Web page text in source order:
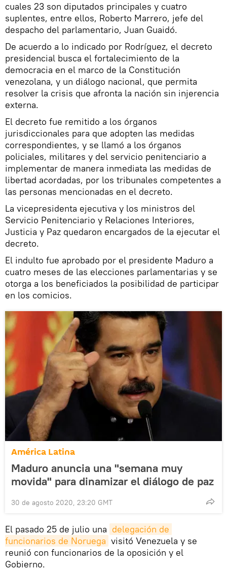
cuales 23 son diputados principales y cuatro
suplentes, entre ellos, Roberto Marrero, jefe del
despacho del parlamentario, Juan Guaidó.
De acuerdo a lo indicado por Rodríguez, el decreto
presidencial busca el fortalecimiento de la
democracia en el marco de la Constitución
venezolana, y un diálogo nacional, que permita
resolver la crisis que afronta la nación sin injerencia
externa.
El decreto fue remitido a los órganos
jurisdiccionales para que adopten las medidas
correspondientes, y se llamó a los órganos
policiales, militares y del servicio penitenciario a
implementar de manera inmediata las medidas de
libertad acordadas, por los tribunales competentes a
las personas mencionadas en el decreto.
La vicepresidenta ejecutiva y los ministros del
Servicio Penitenciario y Relaciones Interiores,
Justicia y Paz quedaron encargados de la ejecutar el
decreto.
El indulto fue aprobado por el presidente Maduro a
cuatro meses de las elecciones parlamentarias y se
otorga a los beneficiados la posibilidad de participar
en los comicios.
América Latina
Maduro anuncia una "semana muy
movida" para dinamizar el diálogo de paz
30 de agosto 2020, 23:20 GMT
El pasado 25 de julio una delegación de
funcionarios de Noruega visitó Venezuela y se
reunió con funcionarios de la oposición y el
Gobierno.